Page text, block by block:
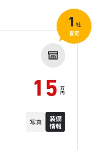
15 万
円
写真
装備
情報
1 社
査定